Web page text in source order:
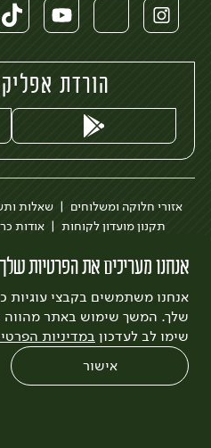
אנחנו מעריכים את הפרטיות שלך
אנחנו משתמשים בקבצי עוגיות
שלך. המשך שימוש באתר
שימו לב לעדכון במדיניות
אישור
הורדת
אזורי חלוקה ומשלוחים שאלות
תקנון מועדון לקוחות
אודות
לצפייה בעדכון